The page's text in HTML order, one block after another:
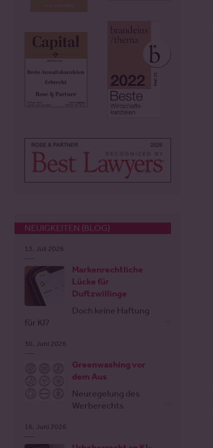
NEUIGKEITEN (BLOG)
13. Juli 2026
Markenrechtliche
Lücke für
Duftzwillinge
Doch keine Haftung
für KI?
30. Juni 2026
Greenwashing vor
dem Aus
Neuregelung des
Werberechts
16. Juni 2026